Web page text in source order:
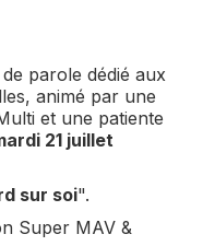
parole dédié aux
animé par une
et une patiente
21 juillet
sur soi".
Super MAV &